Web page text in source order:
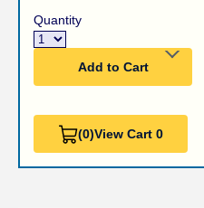
Quantity
Add to Cart
(0)View Cart 0